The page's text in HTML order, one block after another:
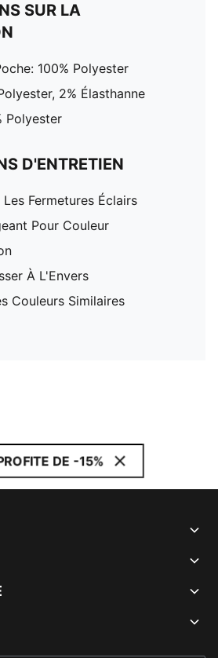
SUR LA
100% Polyester
2% Élasthanne
Polyester
D'ENTRETIEN
Fermetures Éclairs
Pour Couleur
À L'Envers
Couleurs Similaires
DE -15%